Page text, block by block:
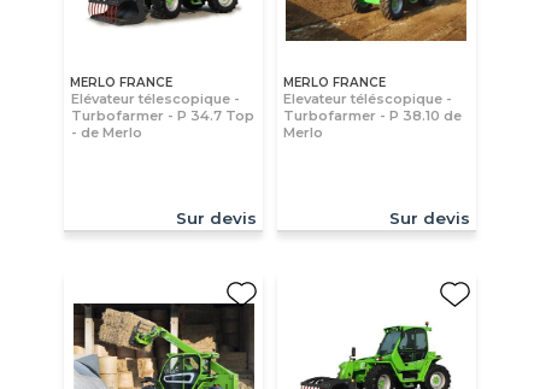
MERLO FRANCE
Elévateur télescopique -
Turbofarmer - P 34.7 Top
- de Merlo
Sur devis
MERLO FRANCE
Elevateur téléscopique -
Turbofarmer - P 38.10 de
Merlo
Sur devis